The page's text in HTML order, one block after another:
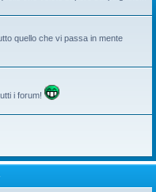
quello che vi passa in mente
i forum!